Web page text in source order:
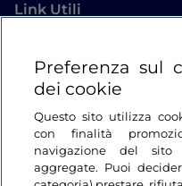
Link Utili
Login
Restiamo in contatto
Preferenza sul
dei cookie
Questo sito utilizza
con finalità
navigazione del
aggregate. Puoi